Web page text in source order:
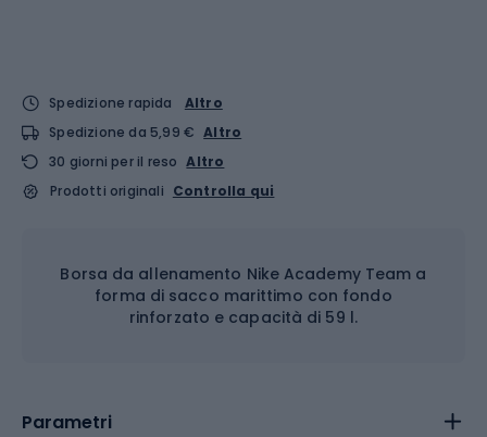
Spedizione rapida
Altro
Spedizione da 5,99 € Altro
30 giorni per il reso Altro
Prodotti originali Controlla qui
Borsa da allenamento Nike Academy Team a
forma di sacco marittimo con fondo
rinforzato e capacità di 59 l.
Parametri